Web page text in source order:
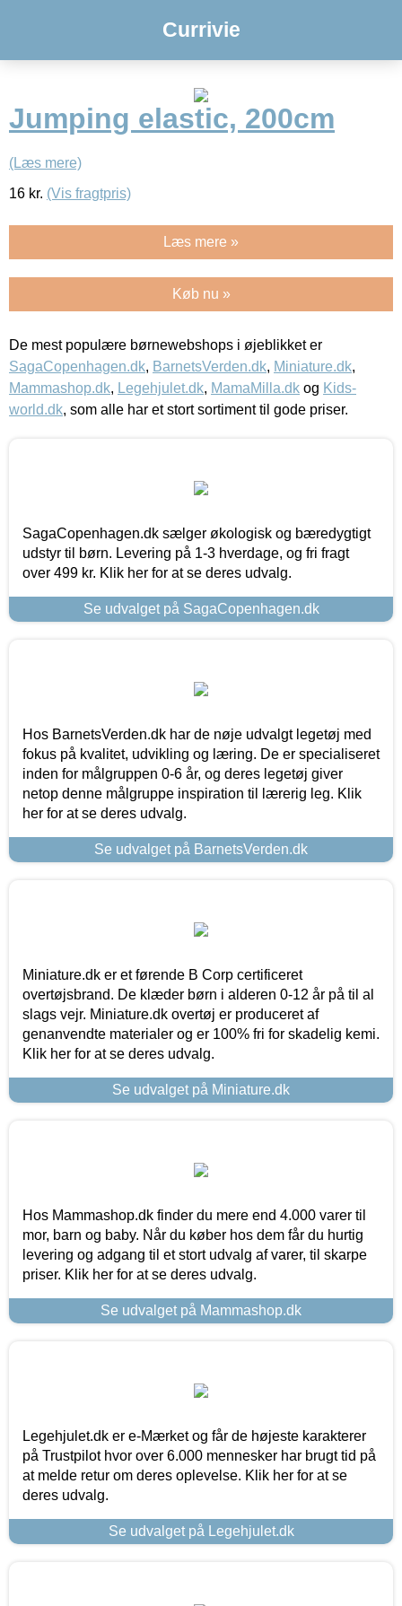
Currivie
Jumping elastic, 200cm
(Læs mere)
16 kr. (Vis fragtpris)
Læs mere »
Køb nu »
De mest populære børnewebshops i øjeblikket er
SagaCopenhagen.dk, BarnetsVerden.dk, Miniature.dk,
Mammashop.dk, Legehjulet.dk, MamaMilla.dk og Kids-
world.dk, som alle har et stort sortiment til gode priser.
SagaCopenhagen.dk sælger økologisk og bæredygtigt
udstyr til børn. Levering på 1-3 hverdage, og fri fragt
over 499 kr. Klik her for at se deres udvalg.
Se udvalget på SagaCopenhagen.dk
Hos BarnetsVerden.dk har de nøje udvalgt legetøj med
fokus på kvalitet, udvikling og læring. De er specialiseret
inden for målgruppen 0-6 år, og deres legetøj giver
netop denne målgruppe inspiration til lærerig leg. Klik
her for at se deres udvalg.
Se udvalget på BarnetsVerden.dk
Miniature.dk er et førende B Corp certificeret
overtøjsbrand. De klæder børn i alderen 0-12 år på til al
slags vejr. Miniature.dk overtøj er produceret af
genanvendte materialer og er 100% fri for skadelig kemi.
Klik her for at se deres udvalg.
Se udvalget på Miniature.dk
Hos Mammashop.dk finder du mere end 4.000 varer til
mor, barn og baby. Når du køber hos dem får du hurtig
levering og adgang til et stort udvalg af varer, til skarpe
priser. Klik her for at se deres udvalg.
Se udvalget på Mammashop.dk
Legehjulet.dk er e-Mærket og får de højeste karakterer
på Trustpilot hvor over 6.000 mennesker har brugt tid på
at melde retur om deres oplevelse. Klik her for at se
deres udvalg.
Se udvalget på Legehjulet.dk